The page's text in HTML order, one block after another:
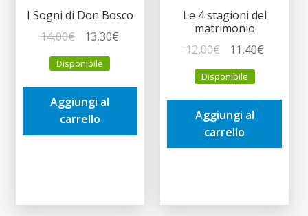
I Sogni di Don Bosco
14,00€
prezzo
originale
era:
14,00€.
13,30€
è:
Disponibile
Aggiungi al
carrello
Le 4 stagioni del
matrimonio
12,00€
prezzo
originale
era:
12,00€.
11,40€Il
è:
Disponibile
Aggiungi al
carrello